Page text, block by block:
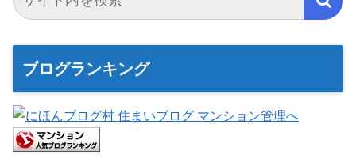
ブログランキング